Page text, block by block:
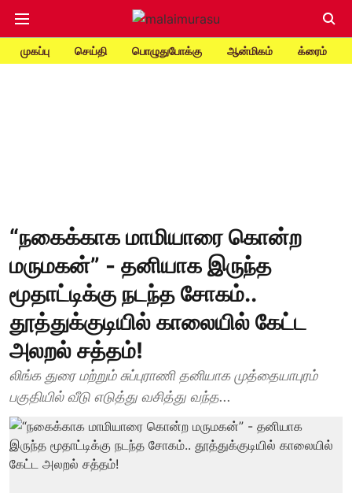
முகப்பு செய்தி பொழுதுபோக்கு ஆன்மிகம் க்ரைம்
“நகைக்காக மாமியாரை கொன்ற
மருமகன்” - தனியாக இருந்த
மூதாட்டிக்கு நடந்த சோகம்..
தூத்துக்குடியில் காலையில் கேட்ட
அலறல் சத்தம்!
லிங்க துரை மற்றும் சுப்புராணி தனியாக முத்தையாபுரம்
பகுதியில் வீடு எடுத்து வசித்து வந்த...